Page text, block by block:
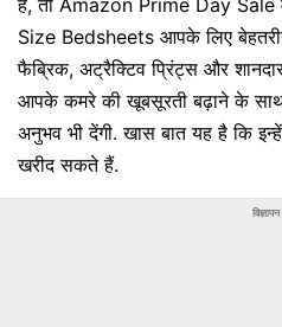
हैं, तो Amazon Prime Day Sale
Size Bedsheets आपके लिए
फैब्रिक, अट्रैक्टिव प्रिंट्स और
आपके कमरे की खूबसूरती बढ़ाने के
अनुभव भी देंगी. खास बात यह है कि
खरीद सकते हैं.
विज्ञापन